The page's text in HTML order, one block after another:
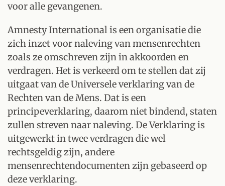
voor alle gevangenen.
Amnesty International is een organisatie die
zich inzet voor naleving van mensenrechten
zoals ze omschreven zijn in akkoorden en
verdragen. Het is verkeerd om te stellen dat zij
uitgaat van de Universele verklaring van de
Rechten van de Mens. Dat is een
principeverklaring, daarom niet bindend, staten
zullen streven naar naleving. De Verklaring is
uitgewerkt in twee verdragen die wel
rechtsgeldig zijn, andere
mensenrechtendocumenten zijn gebaseerd op
deze verklaring.